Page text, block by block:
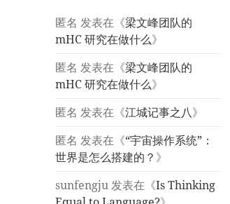
匿名 发表在《梁文峰团队的
mHC 研究在做什么》
匿名 发表在《梁文峰团队的
mHC 研究在做什么》
匿名 发表在《江城记事之八》
匿名 发表在《“宇宙操作系统”：
世界是怎么搭建的？ 》
sunfengju发表在《Is Thinking